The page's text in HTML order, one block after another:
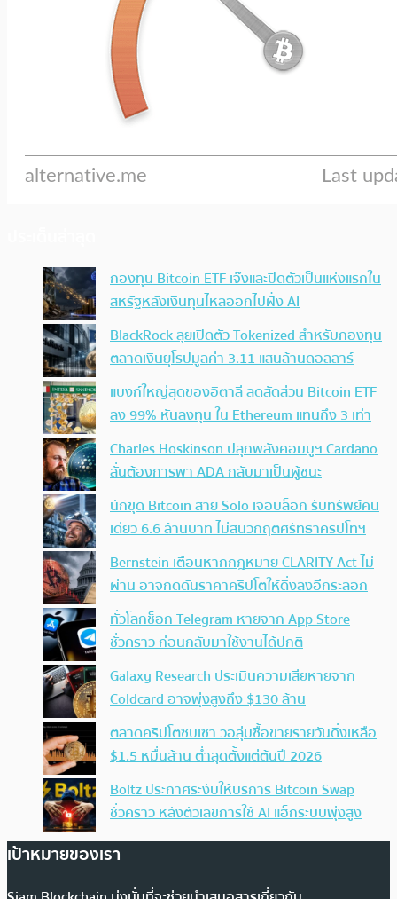
กองทุน Bitcoin ETF เจ๊งและปิดตัวเป็นแห่งแรกใน
สหรัฐหลังเงินทุนไหลออกไปฝั่ง AI
BlackRock ลุยเปิดตัว Tokenized สำหรับกองทุน
ตลาดเงินยุโรปมูลค่า 3.11 แสนล้านดอลลาร์
แบงก์ใหญ่สุดของอิตาลี ลดสัดส่วน Bitcoin ETF
ลง 99% หันลงทุน ใน Ethereum แทนถึง 3 เท่า
Charles Hoskinson ปลุกพลังคอมมูฯ Cardano
ลั่นต้องการพา ADA กลับมาเป็นผู้ชนะ
นักขุด Bitcoin สาย Solo เจอบล็อก รับทรัพย์คน
เดียว 6.6 ล้านบาท ไม่สนวิกฤตศรัทธาคริปโทฯ
Bernstein เตือนหากกฎหมาย CLARITY Act ไม่
ผ่าน อาจกดดันราคาคริปโตให้ดิ่งลงอีกระลอก
ทั่วโลกช็อก Telegram หายจาก App Store
ชั่วคราว ก่อนกลับมาใช้งานได้ปกติ
Galaxy Research ประเมินความเสียหายจาก
Coldcard อาจพุ่งสูงถึง $130 ล้าน
ตลาดคริปโตซบเซา วอลุ่มซื้อขายรายวันดิ่งเหลือ
$1.5 หมื่นล้าน ต่ำสุดตั้งแต่ต้นปี 2026
Boltz ประกาศระงับให้บริการ Bitcoin Swap
ชั่วคราว หลังตัวเลขการใช้ AI แฮ็กระบบพุ่งสูง
เป้าหมายของเรา